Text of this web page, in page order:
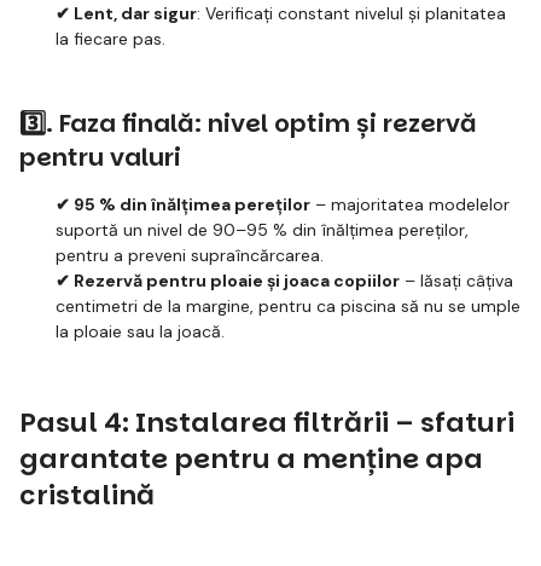
✔ Lent, dar sigur: Verificați constant nivelul și planitatea
la fiecare pas.
3️⃣. Faza finală: nivel optim și rezervă
pentru valuri
✔ 95 % din înălțimea pereților – majoritatea modelelor
suportă un nivel de 90–95 % din înălțimea pereților,
pentru a preveni supraîncărcarea.
✔ Rezervă pentru ploaie și joaca copiilor – lăsați câțiva
centimetri de la margine, pentru ca piscina să nu se umple
la ploaie sau la joacă.
Pasul 4: Instalarea filtrării – sfaturi
garantate pentru a menține apa
cristalină